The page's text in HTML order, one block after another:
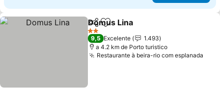
PartilharAdicionar aos favoritos
Domus Lina
2 Estrelas
9,5 Excelente
1.493
a 4.2 km de Porto turistico
Restaurante à beira-rio com esplanada